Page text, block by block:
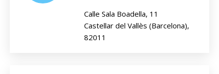
Calle Sala Boadella, 11
Castellar del Vallès (Barcelona),
82011